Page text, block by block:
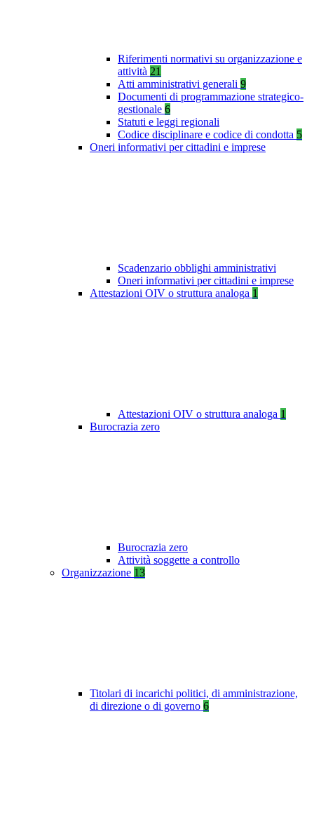
Riferimenti normativi su organizzazione e
attività 21
Atti amministrativi generali 9
Documenti di programmazione strategico-
gestionale 6
Statuti e leggi regionali
Codice disciplinare e codice di condotta 5
Oneri informativi per cittadini e imprese
Scadenzario obblighi amministrativi
Oneri informativi per cittadini e imprese
Attestazioni OIV o struttura analoga 1
Attestazioni OIV o struttura analoga 1
Burocrazia zero
Burocrazia zero
Attività soggette a controllo
Organizzazione 13
Titolari di incarichi politici, di amministrazione,
di direzione o di governo 6